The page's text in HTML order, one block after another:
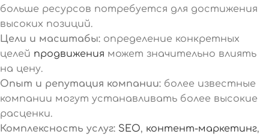
больше ресурсов потребуется для достижения
высоких позиций.
Цели и масштабы: определение конкретных
целей продвижения может значительно влиять
на цену.
Опыт и репутация компании: более известные
компании могут устанавливать более высокие
расценки.
Комплексность услуг: SEO, контент-маркетинг,